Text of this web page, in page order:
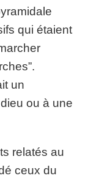
qui étaient
un
ou à une
relatés au
ceux du